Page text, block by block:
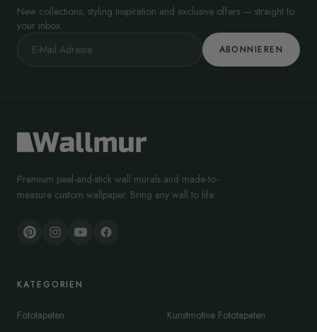
New collections, styling inspiration and exclusive offers — straight to
your inbox.
ABONNIEREN
Premium peel-and-stick wall murals and made-to-
measure custom wallpaper. Bring any wall to life.
KATEGORIEN
Fototapeten
Kunstmotive Fototapeten